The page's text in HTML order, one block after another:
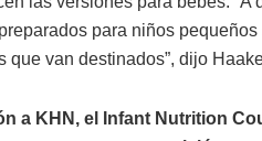
para niños
que van destinados”, dijo
a KHN, el Infant Nutrition